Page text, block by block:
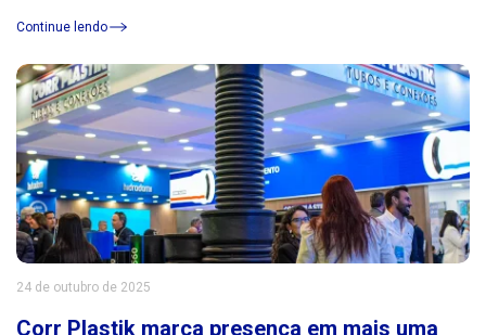
Latina
Continue lendo
24 de outubro de 2025
Corr Plastik marca presença em mais uma